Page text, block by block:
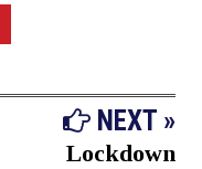
NEXT »
Lockdown